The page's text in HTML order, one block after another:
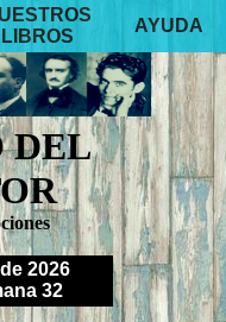
LIBROS
AYUDA
DEL
de 2026
32